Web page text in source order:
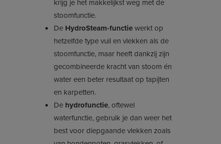
krijg je het makkelijkst weg met de
stoomfunctie.
De HydroSteam-functiewerkt op
hetzelfde type vuil en vlekken als de
stoomfunctie, maar heeft dankzij zijn
gecombineerde kracht van stoom én
water een beter resultaat op tapijten
en karpetten.
De hydrofunctie, oftewel
waterfunctie, gebruik je dan weer het
best voor diepgaande vlekken zoals